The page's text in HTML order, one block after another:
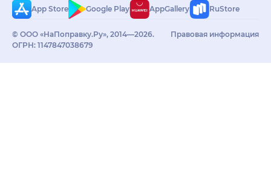
App Store
Google Play AppGallery RuStore
© ООО «НаПоправку.Ру», 2014—2026.
ОГРН: 1147847038679
Правовая информация